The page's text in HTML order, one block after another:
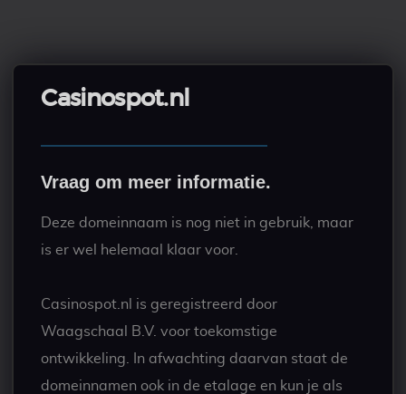
Casinospot.nl
Vraag om meer informatie.
Deze domeinnaam is nog niet in gebruik, maar
is er wel helemaal klaar voor.
Casinospot.nl is geregistreerd door
Waagschaal B.V. voor toekomstige
ontwikkeling. In afwachting daarvan staat de
domeinnamen ook in de etalage en kun je als